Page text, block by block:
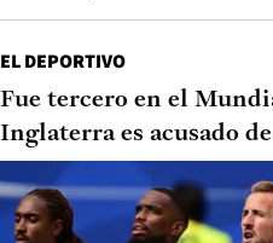
EL DEPORTIVO
Fue tercero en el
Inglaterra es acusado